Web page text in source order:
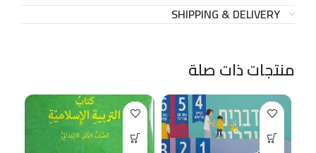
SHIPPING & DELIVERY
منتجات ذات صلة